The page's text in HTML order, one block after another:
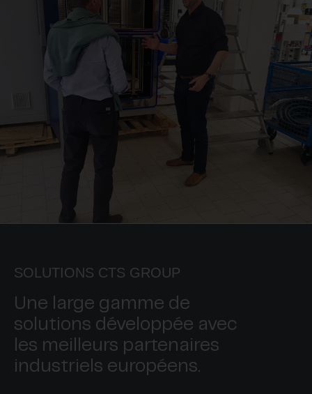
SOLUTIONS CTS GROUP
Une large gamme de
solutions développée avec
les meilleurs partenaires
industriels européens.